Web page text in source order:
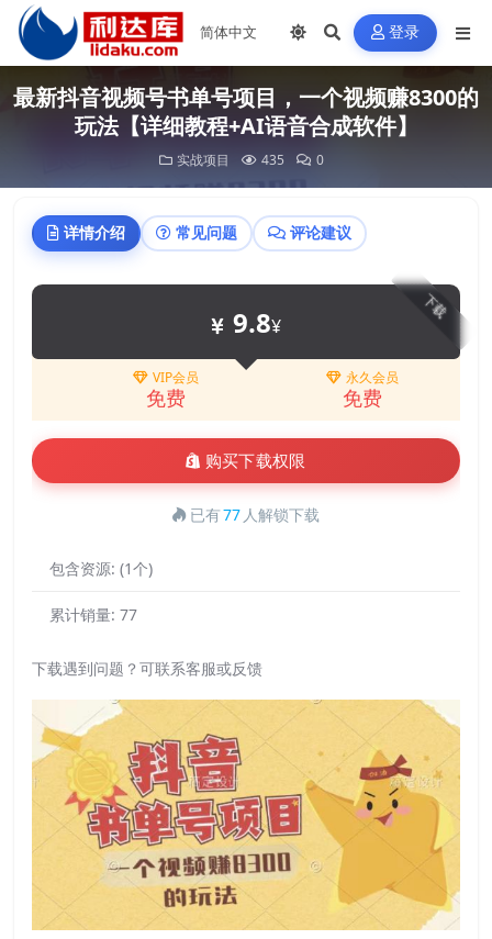
登录
最新抖音视频号书单号项目，一个视频赚8300的
玩法【详细教程+AI语音合成软件】
实战项目 435 0
详情介绍 常见问题 评论建议
下载
9.8¥
VIP会员
免费
永久会员
免费
购买下载权限
已有77 人解锁下载
包含资源: (1个)
累计销量: 77
下载遇到问题？可联系客服或反馈